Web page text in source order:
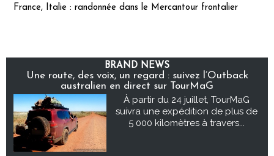
France, Italie : randonnée dans le Mercantour frontalier
BRAND NEWS
Une route, des voix, un regard : suivez l’Outback
australien en direct sur TourMaG
À partir du 24 juillet, TourMaG
suivra une expédition de plus de
5 000 kilomètres à travers...